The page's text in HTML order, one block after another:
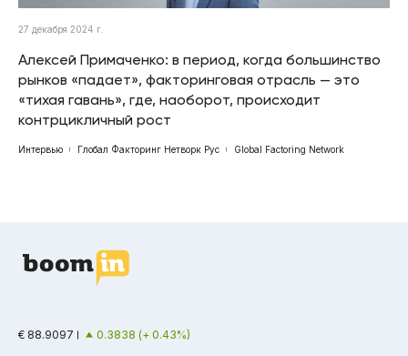
27 декабря 2024 г.
Алексей Примаченко: в период, когда большинство
рынков «падает», факторинговая отрасль — это
«тихая гавань», где, наоборот, происходит
контрцикличный рост
Интервью Глобал Факторинг Нетворк Рус Global Factoring Network
€ 88.9097 0.3838 (+ 0.43%)